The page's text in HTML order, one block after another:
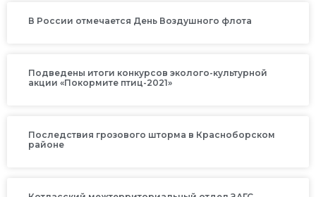
В России отмечается День Воздушного флота
Подведены итоги конкурсов эколого-культурной
акции «Покормите птиц-2021»
Последствия грозового шторма в Красноборском
районе